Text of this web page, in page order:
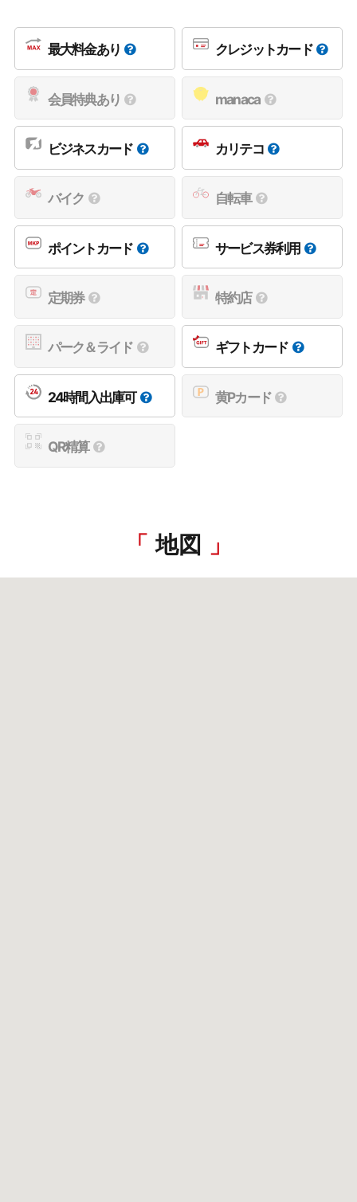
最大料金あり クレジットカード
会員特典あり manaca
ビジネスカード カリテコ
バイク 自転車
ポイントカード サービス券利用
定期券 特約店
パーク＆ライド ギフトカード
24時間入出庫可 黄Pカード
QR精算
地図